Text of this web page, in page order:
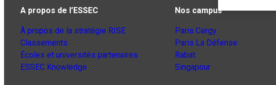
A propos de l’ESSEC
À propos de la stratégie RISE
Classements
Écoles et universités partenaires
ESSEC Knowledge
Nos campus
Paris Cergy
Paris La Défense
Rabat
Singapour